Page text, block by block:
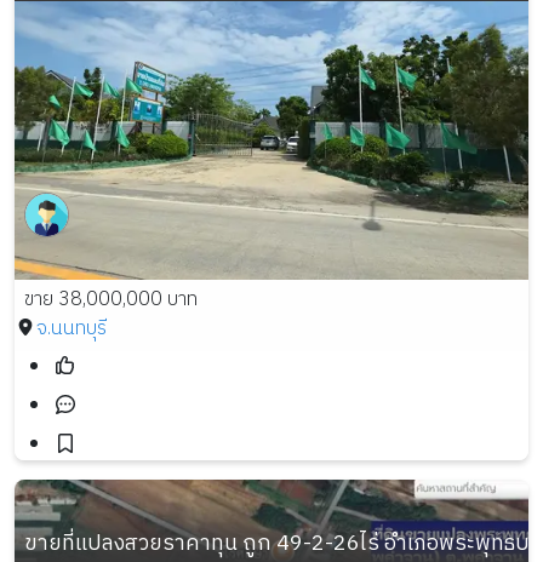
ขาย 38,000,000 บาท
จ.นนทบุรี
ขายที่แปลงสวยราคาทุน ถูก 49-2-26ไร่ อำเภอพระพุทธ